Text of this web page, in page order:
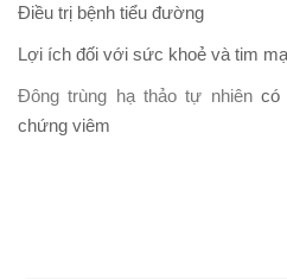
Điều trị bệnh tiểu đường
Lợi ích đối với sức khoẻ và tim
Đông trùng hạ thảo tự nhiêncó
chứng viêm